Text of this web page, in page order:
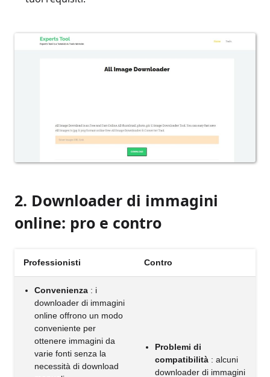
2. Downloader di immagini
online: pro e contro
Professionisti Contro
Convenienza : i
downloader di immagini
online offrono un modo
conveniente per
ottenere immagini da
varie fonti senza la
necessità di download
Problemi di
compatibilità : alcuni
downloader di immagini